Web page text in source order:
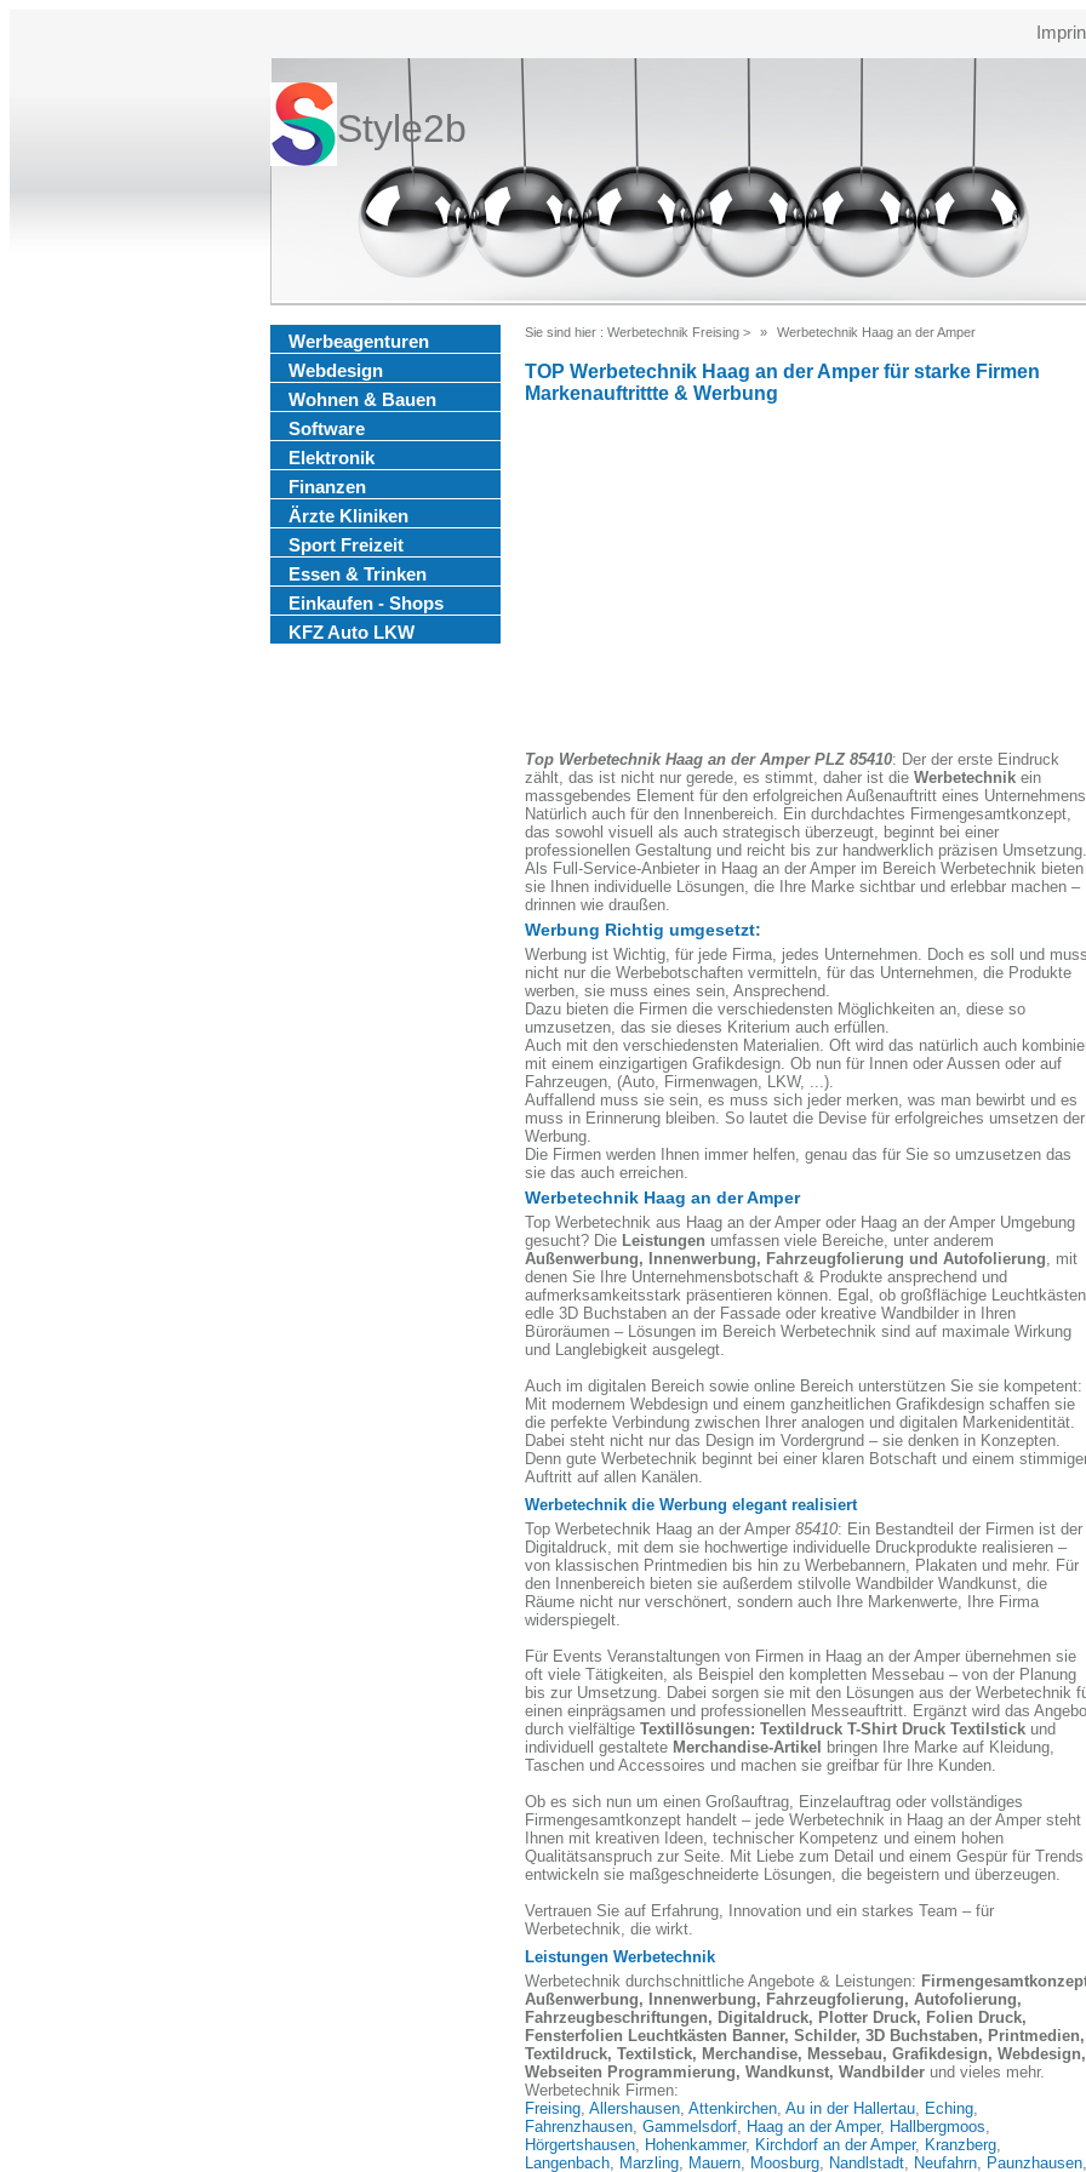
Style2b
Werbeagenturen
Webdesign
Wohnen & Bauen
Software
Elektronik
Finanzen
Ärzte Kliniken
Sport Freizeit
Essen & Trinken
Einkaufen - Shops
KFZ Auto LKW
Sie sind hier : Werbetechnik Freising > Werbetechnik Haag an der Amper
TOP Werbetechnik Haag an der Amper für starke Firmen
Markenauftrittte & Werbung
Top Werbetechnik Haag an der Amper PLZ 85410: Der der erste Eindruck
zählt, das ist nicht nur gerede, es stimmt, daher ist die Werbetechnik ein
massgebendes Element für den erfolgreichen Außenauftritt eines
Natürlich auch für den Innenbereich. Ein durchdachtes Firmengesamtkonzept,
das sowohl visuell als auch strategisch überzeugt, beginnt bei einer
professionellen Gestaltung und reicht bis zur handwerklich präzisen Umsetzung.
Als Full-Service-Anbieter in Haag an der Amper im Bereich Werbetechnik bieten
sie Ihnen individuelle Lösungen, die Ihre Marke sichtbar und erlebbar machen –
drinnen wie draußen.
Werbung Richtig umgesetzt:
Werbung ist Wichtig, für jede Firma, jedes Unternehmen. Doch es soll und
nicht nur die Werbebotschaften vermitteln, für das Unternehmen, die Produkte
werben, sie muss eines sein, Ansprechend.
Dazu bieten die Firmen die verschiedensten Möglichkeiten an, diese so
umzusetzen, das sie dieses Kriterium auch erfüllen.
Auch mit den verschiedensten Materialien. Oft wird das natürlich auch
mit einem einzigartigen Grafikdesign. Ob nun für Innen oder Aussen oder auf
Fahrzeugen, (Auto, Firmenwagen, LKW, ...).
Auffallend muss sie sein, es muss sich jeder merken, was man bewirbt und es
muss in Erinnerung bleiben. So lautet die Devise für erfolgreiches umsetzen der
Werbung.
Die Firmen werden Ihnen immer helfen, genau das für Sie so umzusetzen das
sie das auch erreichen.
Werbetechnik Haag an der Amper
Top Werbetechnik aus Haag an der Amper oder Haag an der Amper Umgebung
gesucht? Die Leistungen umfassen viele Bereiche, unter anderem
Außenwerbung, Innenwerbung, Fahrzeugfolierung und Autofolierung, mit
denen Sie Ihre Unternehmensbotschaft & Produkte ansprechend und
aufmerksamkeitsstark präsentieren können. Egal, ob großflächige
edle 3D Buchstaben an der Fassade oder kreative Wandbilder in Ihren
Büroräumen – Lösungen im Bereich Werbetechnik sind auf maximale Wirkung
und Langlebigkeit ausgelegt.
Auch im digitalen Bereich sowie online Bereich unterstützen Sie sie kompetent:
Mit modernem Webdesign und einem ganzheitlichen Grafikdesign schaffen sie
die perfekte Verbindung zwischen Ihrer analogen und digitalen Markenidentität.
Dabei steht nicht nur das Design im Vordergrund – sie denken in Konzepten.
Denn gute Werbetechnik beginnt bei einer klaren Botschaft und einem
Auftritt auf allen Kanälen.
Werbetechnik die Werbung elegant realisiert
Top Werbetechnik Haag an der Amper 85410: Ein Bestandteil der Firmen ist der
Digitaldruck, mit dem sie hochwertige individuelle Druckprodukte realisieren –
von klassischen Printmedien bis hin zu Werbebannern, Plakaten und mehr. Für
den Innenbereich bieten sie außerdem stilvolle Wandbilder Wandkunst, die
Räume nicht nur verschönert, sondern auch Ihre Markenwerte, Ihre Firma
widerspiegelt.
Für Events Veranstaltungen von Firmen in Haag an der Amper übernehmen sie
oft viele Tätigkeiten, als Beispiel den kompletten Messebau – von der Planung
bis zur Umsetzung. Dabei sorgen sie mit den Lösungen aus der Werbetechnik
einen einprägsamen und professionellen Messeauftritt. Ergänzt wird das
durch vielfältige Textillösungen: Textildruck T-Shirt Druck Textilstick und
individuell gestaltete Merchandise-Artikel
bringen Ihre Marke auf Kleidung,
Taschen und Accessoires und machen sie greifbar für Ihre Kunden.
Ob es sich nun um einen Großauftrag, Einzelauftrag oder vollständiges
Firmengesamtkonzept handelt – jede Werbetechnik in Haag an der Amper steht
Ihnen mit kreativen Ideen, technischer Kompetenz und einem hohen
Qualitätsanspruch zur Seite. Mit Liebe zum Detail und einem Gespür für Trends
entwickeln sie maßgeschneiderte Lösungen, die begeistern und überzeugen.
Vertrauen Sie auf Erfahrung, Innovation und ein starkes Team – für
Werbetechnik, die wirkt.
Leistungen Werbetechnik
Werbetechnik durchschnittliche Angebote & Leistungen:
Außenwerbung, Innenwerbung, Fahrzeugfolierung, Autofolierung,
Fahrzeugbeschriftungen, Digitaldruck, Plotter Druck, Folien Druck,
Fensterfolien Leuchtkästen Banner, Schilder, 3D Buchstaben, Printmedien,
Textildruck, Textilstick, Merchandise, Messebau, Grafikdesign, Webdesign,
Webseiten Programmierung, Wandkunst, Wandbilder und vieles mehr.
Werbetechnik Firmen:
Freising, Allershausen, Attenkirchen, Au in der Hallertau, Eching,
Fahrenzhausen, Gammelsdorf, Haag an der Amper, Hallbergmoos,
Hörgertshausen, Hohenkammer, Kirchdorf an der Amper, Kranzberg,
Langenbach, Marzling, Mauern, Moosburg, Nandlstadt, Neufahrn, Paunzhausen,